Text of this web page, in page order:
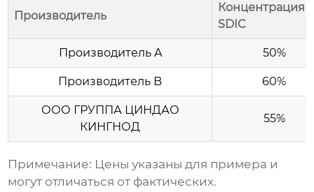
Производитель
Концентрация
SDIC
Производитель A 50%
Производитель B 60%
ООО ГРУППА ЦИНДАО
КИНГНОД
55%
Примечание: Цены указаны для примера и
могут отличаться от фактических.